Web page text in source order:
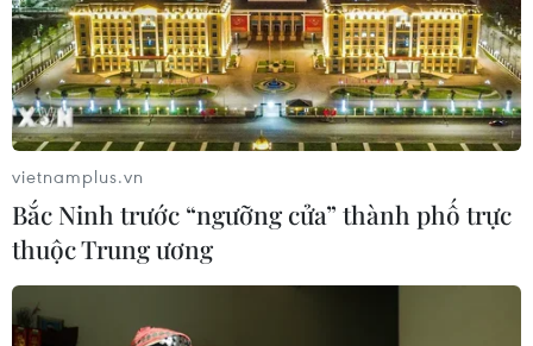
vietnamplus.vn
Bắc Ninh trước “ngưỡng cửa” thành phố trực
thuộc Trung ương